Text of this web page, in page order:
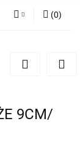
(0)
9CM/